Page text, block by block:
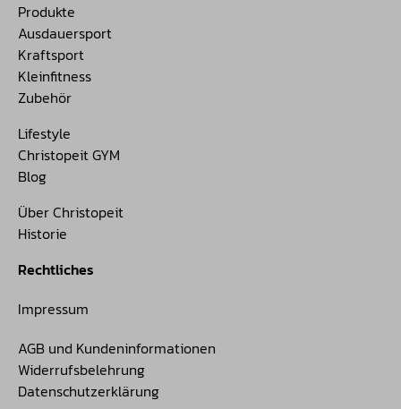
Produkte
Ausdauersport
Kraftsport
Kleinfitness
Zubehör
Lifestyle
Christopeit GYM
Blog
Über Christopeit
Historie
Rechtliches
Impressum
AGB und Kundeninformationen
Widerrufsbelehrung
Datenschutzerklärung